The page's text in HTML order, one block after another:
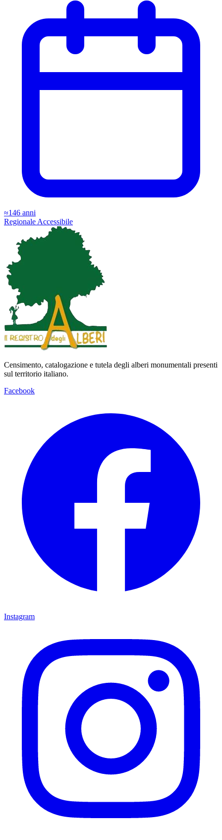
≈146 anni
Regionale Accessibile
Censimento, catalogazione e tutela degli alberi monumentali presenti
sul territorio italiano.
Facebook
Instagram